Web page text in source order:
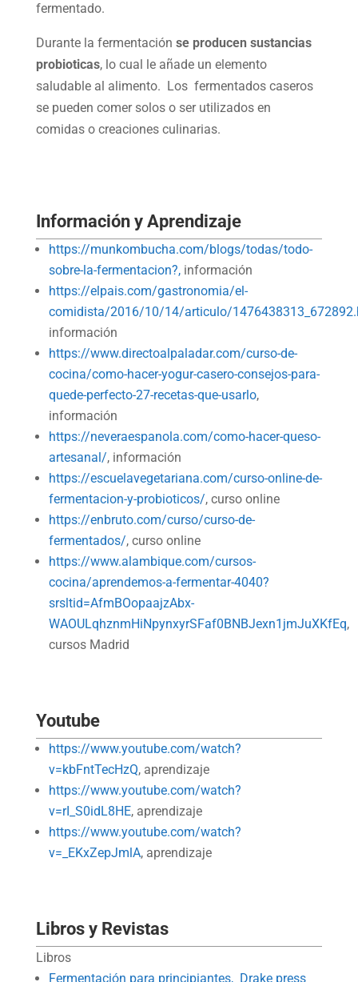
fermentado.
Durante la fermentación se producen sustancias
probioticas, lo cual le añade un elemento
saludable al alimento. Los fermentados caseros
se pueden comer solos o ser utilizados en
comidas o creaciones culinarias.
Información y Aprendizaje
https://munkombucha.com/blogs/todas/todo-
sobre-la-fermentacion?, información
https://elpais.com/gastronomia/el-
comidista/2016/10/14/articulo/
información
https://www.directoalpaladar.com/curso-de-
cocina/como-hacer-yogur-casero-consejos-para-
quede-perfecto-27-recetas-que-usarlo,
información
https://neveraespanola.com/como-hacer-queso-
artesanal/, información
https://escuelavegetariana.com/curso-online-de-
fermentacion-y-probioticos/, curso online
https://enbruto.com/curso/curso-de-
fermentados/, curso online
https://www.alambique.com/cursos-
cocina/aprendemos-a-fermentar-4040?
srsltid=AfmBOopaajzAbx-
WAOULqhznmHiNpynxyrSFaf0BNBJexn1jmJuXKfEq,
cursos Madrid
Youtube
https://www.youtube.com/watch?
v=kbFntTecHzQ, aprendizaje
https://www.youtube.com/watch?
v=rI_S0idL8HE, aprendizaje
https://www.youtube.com/watch?
v=_EKxZepJmlA, aprendizaje
Libros y Revistas
Libros
Fermentación para principiantes, Drake press